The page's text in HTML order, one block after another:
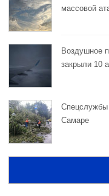
массовой
Воздушное
закрыли 10
Спецслужбы
Самаре